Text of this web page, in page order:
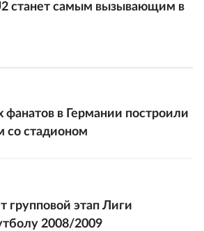
станет самым вызывающим в
в Германии построили
со стадионом
групповой этап Лиги
2008/2009